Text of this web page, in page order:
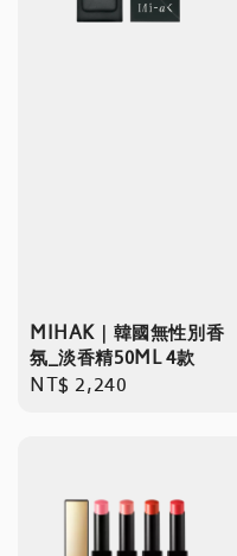
MIHAK｜韓國無性別香
氛_淡香精50ML 4款
Regular
NT$ 2,240